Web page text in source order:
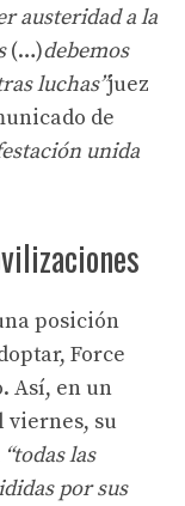
austeridad a la
(…)debemos
luchas”juez
de
unida
posición
Force
Así, en un
viernes, su
“todas las
por sus